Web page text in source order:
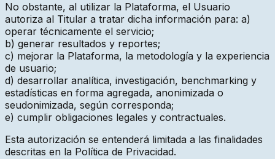
No obstante, al utilizar la Plataforma, el Usuario
autoriza al Titular a tratar dicha información para: a)
operar técnicamente el servicio;
b) generar resultados y reportes;
c) mejorar la Plataforma, la metodología y la experiencia
de usuario;
d) desarrollar analítica, investigación, benchmarking y
estadísticas en forma agregada, anonimizada o
seudonimizada, según corresponda;
e) cumplir obligaciones legales y contractuales.
Esta autorización se entenderá limitada a las finalidades
descritas en la Política de Privacidad.